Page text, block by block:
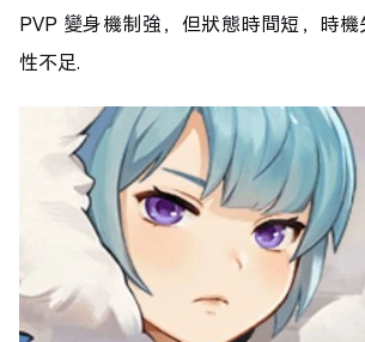
PVP 變身機制強，但狀態時間短，時
性不足.